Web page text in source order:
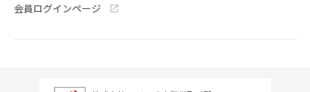
会員ログインページ